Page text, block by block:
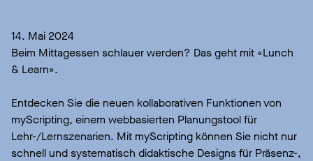
14. Mai 2024
Beim Mittagessen schlauer werden? Das geht mit «Lunch
& Learn».
Entdecken Sie die neuen kollaborativen Funktionen von
myScripting, einem webbasierten Planungstool für
Lehr-/Lernszenarien. Mit myScripting können Sie nicht nur
schnell und systematisch didaktische Designs für Präsenz-,